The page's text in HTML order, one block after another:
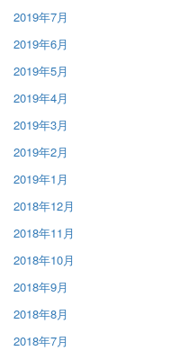
2019年7月
2019年6月
2019年5月
2019年4月
2019年3月
2019年2月
2019年1月
2018年12月
2018年11月
2018年10月
2018年9月
2018年8月
2018年7月